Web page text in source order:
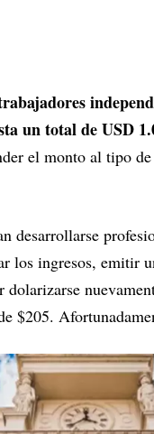
un total de USD
el monto al tipo
desarrollarse
los ingresos, emitir
$205.